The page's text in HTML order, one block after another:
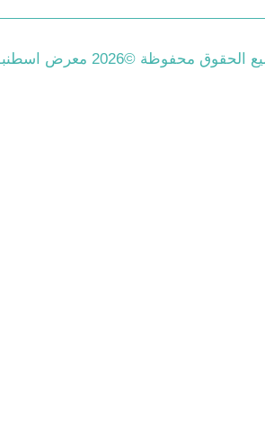
محفوظة ©2026 معرض اسطنبول الدولي للكتاب العربي